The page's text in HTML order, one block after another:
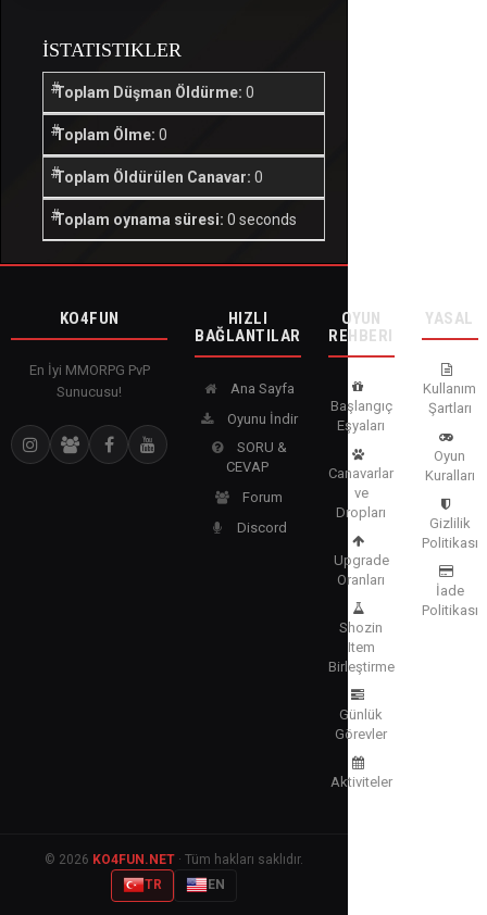
İSTATISTIKLER
Toplam Düşman Öldürme: 0
Toplam Ölme: 0
Toplam Öldürülen Canavar: 0
Toplam oynama süresi: 0 seconds
KO4FUN
En İyi MMORPG PvP
Sunucusu!
HIZLI
BAĞLANTILAR
Ana Sayfa
Oyunu İndir
SORU &
CEVAP
Forum
Discord
OYUN
REHBERI
Başlangıç
Eşyaları
Canavarlar
ve
Dropları
Upgrade
Oranları
Shozin
Item
Birleştirme
Günlük
Görevler
Aktiviteler
YASAL
Kullanım
Şartları
Oyun
Kuralları
Gizlilik
Politikası
İade
Politikası
© 2026 KO4FUN.NET · Tüm hakları saklıdır.
TR
EN